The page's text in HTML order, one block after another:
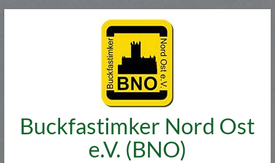
Buckfastimker Nord Ost
e.V. (BNO)